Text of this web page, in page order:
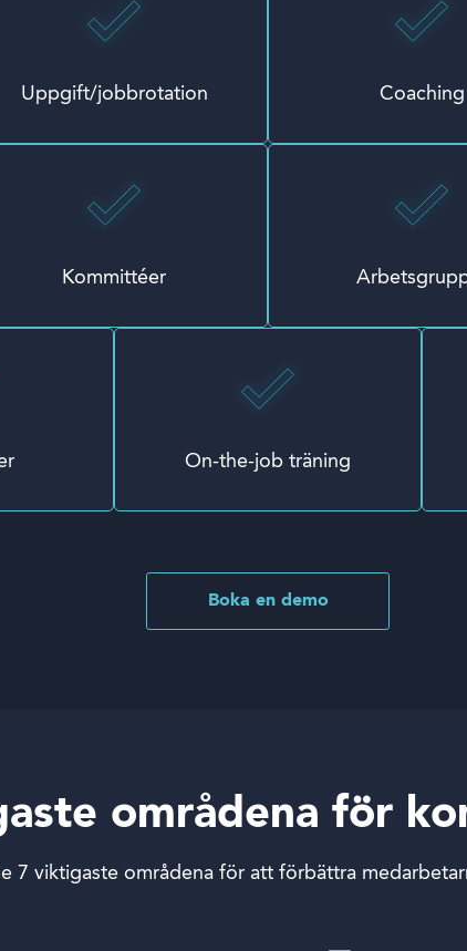
Uppgift/jobbrotation Coaching
Kommittéer
On-the-job träning
Boka en demo
områdena för
7 viktigaste områdena för att förbättra